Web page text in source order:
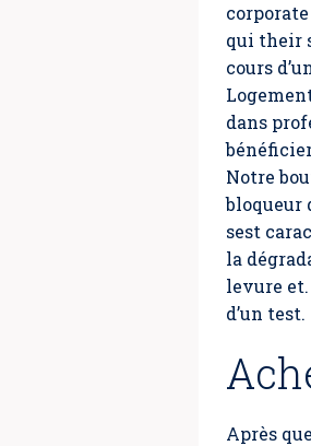
qui their
cours
dans
Notre
bloqueur
sest
la
levure
d’un test.
Après